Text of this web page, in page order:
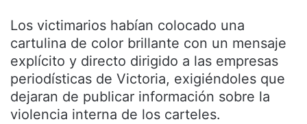
Los victimarios habían colocado una
cartulina de color brillante con un mensaje
explícito y directo dirigido a las empresas
periodísticas de Victoria, exigiéndoles que
dejaran de publicar información sobre la
violencia interna de los carteles.